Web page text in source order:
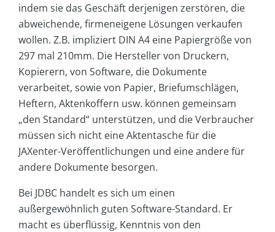
indem sie das Geschäft derjenigen zerstören, die
abweichende, firmeneigene Lösungen verkaufen
wollen. Z.B. impliziert DIN A4 eine Papiergröße von
297 mal 210mm. Die Hersteller von Druckern,
Kopierern, von Software, die Dokumente
verarbeitet, sowie von Papier, Briefumschlägen,
Heftern, Aktenkoffern usw. können gemeinsam
„den Standard“ unterstützen, und die Verbraucher
müssen sich nicht eine Aktentasche für die
JAXenter-Veröffentlichungen und eine andere für
andere Dokumente besorgen.
Bei JDBC handelt es sich um einen
außergewöhnlich guten Software-Standard. Er
macht es überflüssig, Kenntnis von den